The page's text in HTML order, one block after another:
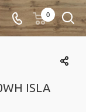
0
ISLA